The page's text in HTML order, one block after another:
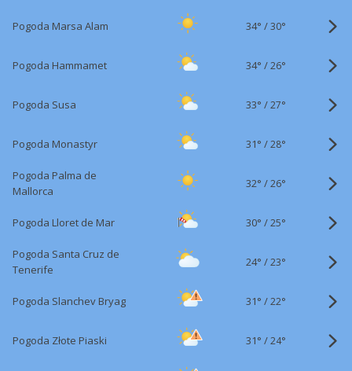
Pogoda Marsa Alam 34° /30°
Pogoda Hammamet 34° /26°
Pogoda Susa 33° /27°
Pogoda Monastyr 31° /28°
Pogoda Palma de
Mallorca
32° /26°
Pogoda Lloret de Mar 30° /25°
Pogoda Santa Cruz de
Tenerife
24° /23°
Pogoda Slanchev Bryag 31° /22°
Pogoda Złote Piaski 31° /24°